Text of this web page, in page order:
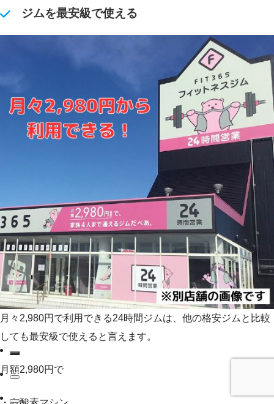
ジムを最安級で使える
月々2,980円で利用できる24時間ジムは、他の格安ジムと比較
しても最安級で使えると言えます。
月額2,980円で